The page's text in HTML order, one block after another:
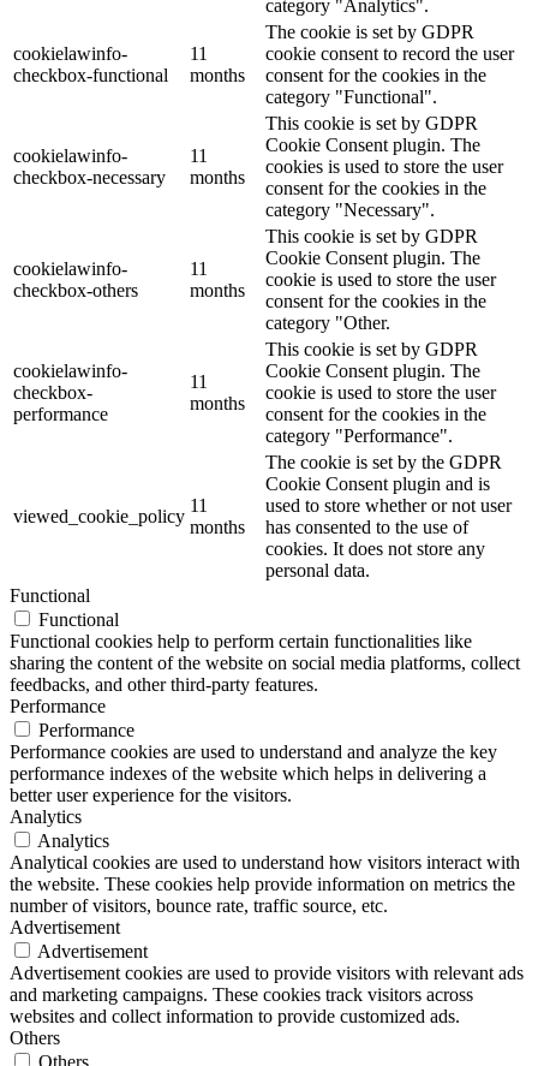
category "Analytics".
cookielawinfo-
checkbox-functional
11
months
The cookie is set by GDPR
cookie consent to record the user
consent for the cookies in the
category "Functional".
cookielawinfo-
checkbox-necessary
11
months
This cookie is set by GDPR
Cookie Consent plugin. The
cookies is used to store the user
consent for the cookies in the
category "Necessary".
cookielawinfo-
checkbox-others
11
months
This cookie is set by GDPR
Cookie Consent plugin. The
cookie is used to store the user
consent for the cookies in the
category "Other.
cookielawinfo-
checkbox-
performance
11
months
This cookie is set by GDPR
Cookie Consent plugin. The
cookie is used to store the user
consent for the cookies in the
category "Performance".
viewed_cookie_policy
11
months
The cookie is set by the GDPR
Cookie Consent plugin and is
used to store whether or not user
has consented to the use of
cookies. It does not store any
personal data.
Functional
Functional
Functional cookies help to perform certain functionalities like
sharing the content of the website on social media platforms, collect
feedbacks, and other third-party features.
Performance
Performance
Performance cookies are used to understand and analyze the key
performance indexes of the website which helps in delivering a
better user experience for the visitors.
Analytics
Analytics
Analytical cookies are used to understand how visitors interact with
the website. These cookies help provide information on metrics the
number of visitors, bounce rate, traffic source, etc.
Advertisement
Advertisement
Advertisement cookies are used to provide visitors with relevant ads
and marketing campaigns. These cookies track visitors across
websites and collect information to provide customized ads.
Others
Others